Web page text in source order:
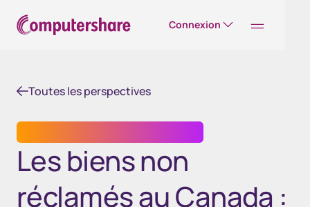
Connexion
Toutes les perspectives
Les biens non
réclamés au Canada :